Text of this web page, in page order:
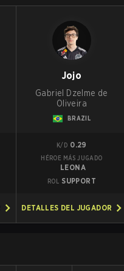
Jojo
Gabriel Dzelme de
Oliveira
BRAZIL
K/D 0.29
HÉROE MÁS JUGADO
LEONA
ROL SUPPORT
DETALLES DEL JUGADOR